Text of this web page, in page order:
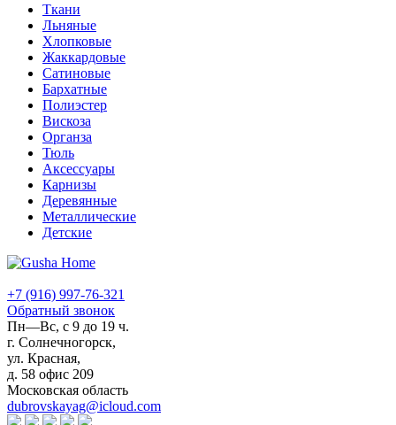
Ткани
Льняные
Хлопковые
Жаккардовые
Сатиновые
Бархатные
Полиэстер
Вискоза
Органза
Тюль
Аксессуары
Карнизы
Деревянные
Металлические
Детские
+7 (916) 997-76-321
Обратный звонок
Пн—Вс, с 9 до 19 ч.
г. Солнечногорск,
ул. Красная,
д. 58 офис 209
Московская область
dubrovskayag@icloud.com